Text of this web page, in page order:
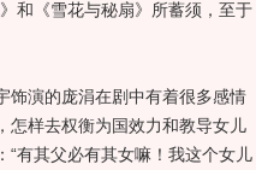
和《雪花与秘扇》所蓄须，至于
演的庞涓在剧中有着很多感情
怎样去权衡为国效力和教导女儿
有其父必有其女嘛！我这个女儿